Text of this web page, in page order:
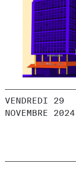
VENDREDI 29
NOVEMBRE 2024